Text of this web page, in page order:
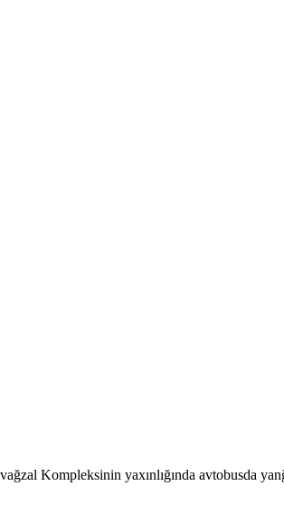
Kompleksinin yaxınlığında avtobusda